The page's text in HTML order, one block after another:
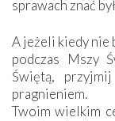
sprawach znać
A jeżeli kiedy nie
podczas Mszy
Świętą,
pragnieniem.
Twoim wielkim